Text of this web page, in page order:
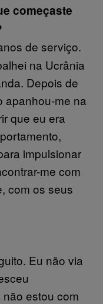
começaste
de serviço.
na Ucrânia
Depois de
apanhou-me na
que eu era
impulsionar
me com
com os seus
Eu não via
estou com